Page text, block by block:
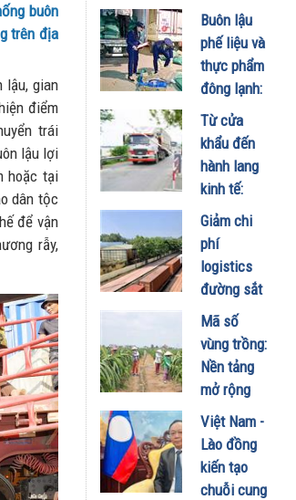
buôn
trên địa
lậu, gian
điểm
trái
lậu lợi
hoặc tại
dân tộc
để vận
rẫy,
tăng cường
bảo vệ
quyền lợi
người tiêu
dùng
29/07/2026
Buôn lậu
phế liệu và
thực phẩm
đông lạnh:
"Điểm
nghẽn" đối
với phát
triển
biên mậu
bền vững
27/06/2026
Từ cửa
khẩu đến
hành lang
kinh tế:
Động lực
mới cho
liên kết
kinh tế Việt
Nam -
Campuchia
- Lào
16/06/2026
Giảm chi
phí
logistics
đường sắt
qua Lào
Cai: Cần
sớm điều
chỉnh giá
cước liên
vận quốc
tế
12/06/2026
Mã số
vùng trồng:
Nền tảng
mở rộng
xuất khẩu
chính
ngạch trái
cây
Việt Nam -
Lào đồng
kiến tạo
chuỗi cung